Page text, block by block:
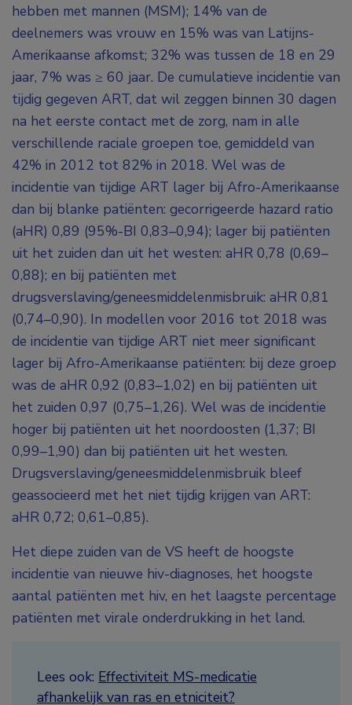
hebben met mannen (MSM); 14% van de
deelnemers was vrouw en 15% was van Latijns-
Amerikaanse afkomst; 32% was tussen de 18 en 29
jaar, 7% was ≥ 60 jaar. De cumulatieve incidentie van
tijdig gegeven ART, dat wil zeggen binnen 30 dagen
na het eerste contact met de zorg, nam in alle
verschillende raciale groepen toe, gemiddeld van
42% in 2012 tot 82% in 2018. Wel was de
incidentie van tijdige ART lager bij Afro-Amerikaanse
dan bij blanke patiënten: gecorrigeerde hazard ratio
(aHR) 0,89 (95%-BI 0,83–0,94); lager bij patiënten
uit het zuiden dan uit het westen: aHR 0,78 (0,69–
0,88); en bij patiënten met
drugsverslaving/geneesmiddelenmisbruik: aHR 0,81
(0,74–0,90). In modellen voor 2016 tot 2018 was
de incidentie van tijdige ART niet meer significant
lager bij Afro-Amerikaanse patiënten: bij deze groep
was de aHR 0,92 (0,83–1,02) en bij patiënten uit
het zuiden 0,97 (0,75–1,26). Wel was de incidentie
hoger bij patiënten uit het noordoosten (1,37; BI
0,99–1,90) dan bij patiënten uit het westen.
Drugsverslaving/geneesmiddelenmisbruik bleef
geassocieerd met het niet tijdig krijgen van ART:
aHR 0,72; 0,61–0,85).
Het diepe zuiden van de VS heeft de hoogste
incidentie van nieuwe hiv-diagnoses, het hoogste
aantal patiënten met hiv, en het laagste percentage
patiënten met virale onderdrukking in het land.
Lees ook: Effectiviteit MS-medicatie
afhankelijk van ras en etniciteit?